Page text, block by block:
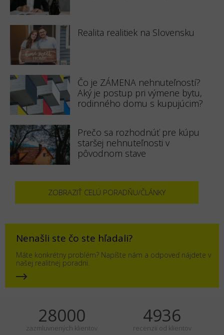
Realita realitiek na Slovensku
Čo je ZÁMENA nehnuteľností?
Aký je postup pri výmene bytu,
rodinného domu s kupujúcim?
Prečo sa rozhodnúť pre kúpu
staršej nehnuteľnosti v
pôvodnom stave
ZOBRAZIŤ CELÚ PORADŇU/ČLÁNKY
Nenašli ste čo ste hľadali?
Máte konkrétny problém? Napíšte nám a odpoveď nájdete v
našej realitnej poradni.
35000
zazmluvnených klientov
6170
recenzií od klientov